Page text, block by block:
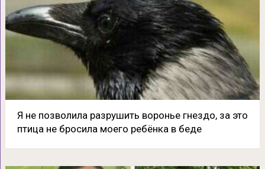
Я не позволила разрушить воронье гнездо, за это
птица не бросила моего ребёнка в беде